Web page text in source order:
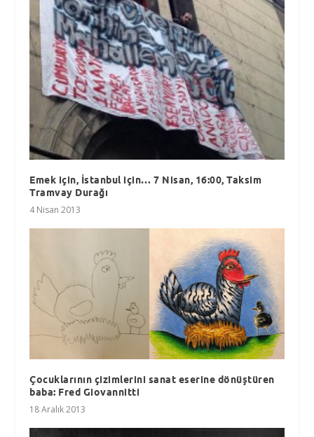
Emek için, İstanbul için… 7 Nisan, 16:00, Taksim
Tramvay Durağı
4 Nisan 2013
Çocuklarının çizimlerini sanat eserine dönüştüren
baba: Fred Giovannitti
18 Aralık 2013